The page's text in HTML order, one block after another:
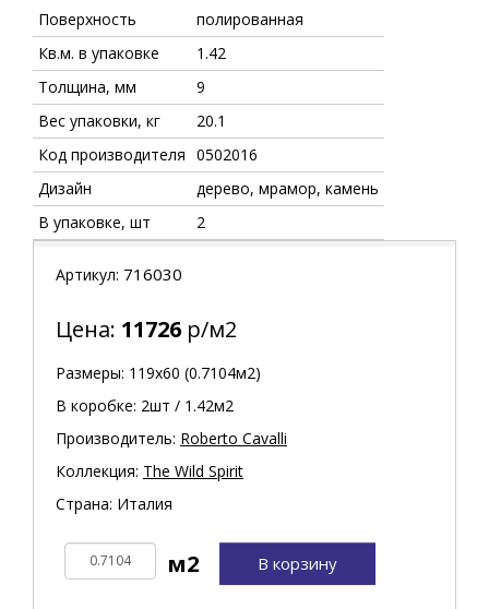
Поверхность
полированная
Кв.м. в упаковке
1.42
Толщина, мм
9
Вес упаковки, кг
20.1
Код производителя 0502016
Дизайн
дерево, мрамор, камень
В упаковке, шт
2
Артикул: 716030
Цена: 11726 р/м2
Размеры: 119х60 (0.7104м2)
В коробке: 2шт / 1.42м2
Производитель: Roberto Cavalli
Коллекция: The Wild Spirit
Страна: Италия
В корзину